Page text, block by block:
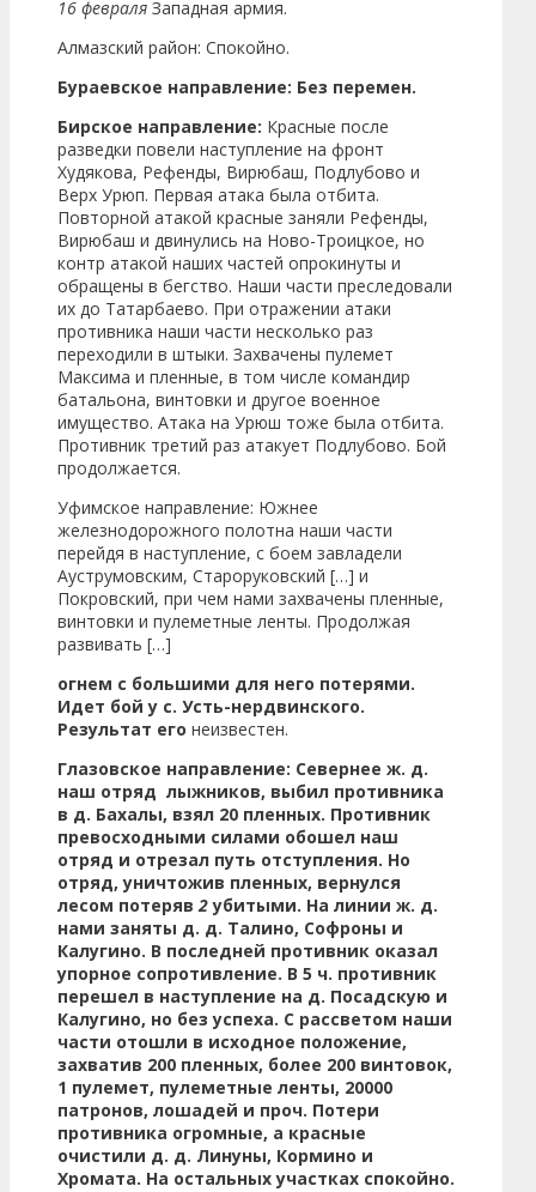
16 февраля Западная армия.
Алмазский район: Спокойно.
Бураевское направление: Без перемен.
Бирское направление: Красные после
разведки повели наступление на фронт
Худякова, Рефенды, Вирюбаш, Подлубово и
Верх Урюп. Первая атака была отбита.
Повторной атакой красные заняли Рефенды,
Вирюбаш и двинулись на Ново-Троицкое, но
контр атакой наших частей опрокинуты и
обращены в бегство. Наши части преследовали
их до Татарбаево. При отражении атаки
противника наши части несколько раз
переходили в штыки. Захвачены пулемет
Максима и пленные, в том числе командир
батальона, винтовки и другое военное
имущество. Атака на Урюш тоже была отбита.
Противник третий раз атакует Подлубово. Бой
продолжается.
Уфимское направление: Южнее
железнодорожного полотна наши части
перейдя в наступление, с боем завладели
Ауструмовским, Староруковский […] и
Покровский, при чем нами захвачены пленные,
винтовки и пулеметные ленты. Продолжая
развивать […]
огнем с большими для него потерями.
Идет бой у с. Усть-нердвинского.
Результат его неизвестен.
Глазовское направление: Севернее ж. д.
наш отряд лыжников, выбил противника
в д. Бахалы, взял 20 пленных. Противник
превосходными силами обошел наш
отряд и отрезал путь отступления. Но
отряд, уничтожив пленных, вернулся
лесом потеряв2убитыми. На линии ж. д.
нами заняты д. д. Талино, Софроны и
Калугино. В последней противник оказал
упорное сопротивление. В 5 ч. противник
перешел в наступление на д. Посадскую и
Калугино, но без успеха. С рассветом наши
части отошли в исходное положение,
захватив 200 пленных, более 200 винтовок,
1 пулемет, пулеметные ленты, 20000
патронов, лошадей и проч. Потери
противника огромные, а красные
очистили д. д. Линуны, Кормино и
Хромата. На остальных участках спокойно.